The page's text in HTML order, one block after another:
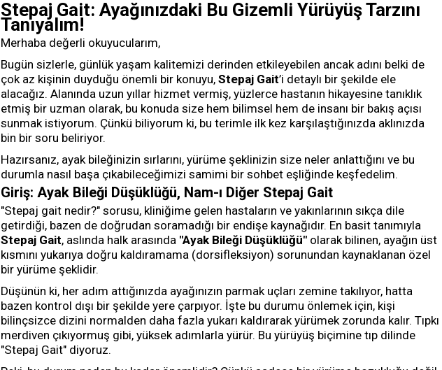
Stepaj Gait: Ayağınızdaki Bu Gizemli Yürüyüş Tarzını
Tanıyalım!
Merhaba değerli okuyucularım,
Bugün sizlerle, günlük yaşam kalitemizi derinden etkileyebilen ancak adını belki de
çok az kişinin duyduğu önemli bir konuyu, Stepaj Gait’i detaylı bir şekilde ele
alacağız. Alanında uzun yıllar hizmet vermiş, yüzlerce hastanın hikayesine tanıklık
etmiş bir uzman olarak, bu konuda size hem bilimsel hem de insanı bir bakış açısı
sunmak istiyorum. Çünkü biliyorum ki, bu terimle ilk kez karşılaştığınızda aklınızda
bin bir soru beliriyor.
Hazırsanız, ayak bileğinizin sırlarını, yürüme şeklinizin size neler anlattığını ve bu
durumla nasıl başa çıkabileceğimizi samimi bir sohbet eşliğinde keşfedelim.
Giriş: Ayak Bileği Düşüklüğü, Nam-ı Diğer Stepaj Gait
"Stepaj gait nedir?" sorusu, kliniğime gelen hastaların ve yakınlarının sıkça dile
getirdiği, bazen de doğrudan soramadığı bir endişe kaynağıdır. En basit tanımıyla
Stepaj Gait, aslında halk arasında "Ayak Bileği Düşüklüğü" olarak bilinen, ayağın üst
kısmını yukarıya doğru kaldıramama (dorsifleksiyon) sorunundan kaynaklanan özel
bir yürüme şeklidir.
Düşünün ki, her adım attığınızda ayağınızın parmak uçları zemine takılıyor, hatta
bazen kontrol dışı bir şekilde yere çarpıyor. İşte bu durumu önlemek için, kişi
bilinçsizce dizini normalden daha fazla yukarı kaldırarak yürümek zorunda kalır. Tıpkı
merdiven çıkıyormuş gibi, yüksek adımlarla yürür. Bu yürüyüş biçimine tıp dilinde
"Stepaj Gait" diyoruz.